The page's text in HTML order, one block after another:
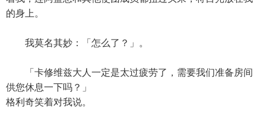
的身上。
我莫名其妙：「怎么了？」。
「卡修维兹大人一定是太过疲劳了，需要我们准备房间
供您休息一下吗？」
格利奇笑着对我说。